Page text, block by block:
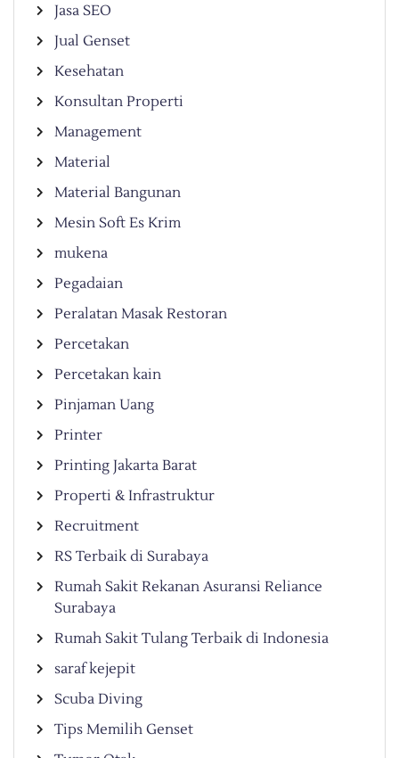
Jasa SEO
Jual Genset
Kesehatan
Konsultan Properti
Management
Material
Material Bangunan
Mesin Soft Es Krim
mukena
Pegadaian
Peralatan Masak Restoran
Percetakan
Percetakan kain
Pinjaman Uang
Printer
Printing Jakarta Barat
Properti & Infrastruktur
Recruitment
RS Terbaik di Surabaya
Rumah Sakit Rekanan Asuransi Reliance
Surabaya
Rumah Sakit Tulang Terbaik di Indonesia
saraf kejepit
Scuba Diving
Tips Memilih Genset